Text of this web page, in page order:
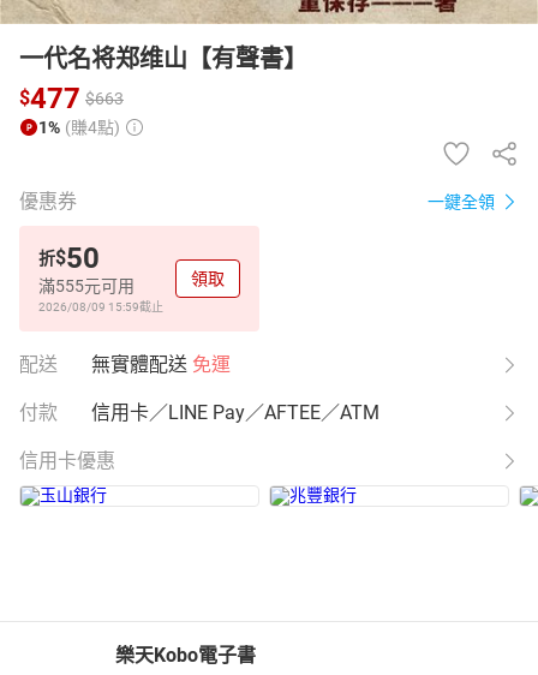
一代名将郑维山【有聲書】
$477 $663
1% (賺4點)
優惠券 一鍵全領
折$50
滿555元可用
2026/08/09 15:59截止
領取
配送 無實體配送 免運
付款 信用卡／LINE Pay／AFTEE／ATM
信用卡優惠
樂天Kobo電子書